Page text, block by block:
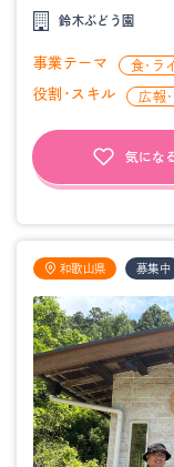
鈴木ぶどう園
事業テーマ 食・ラ
役割・スキル 広報
気にな
和歌山県 募集中